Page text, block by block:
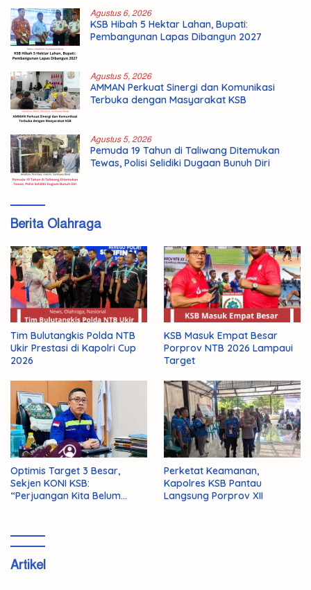
Agustus 6, 2026
KSB Hibah 5 Hektar Lahan, Bupati:
Pembangunan Lapas Dibangun 2027
Agustus 5, 2026
AMMAN Perkuat Sinergi dan Komunikasi
Terbuka dengan Masyarakat KSB
Agustus 5, 2026
Pemuda 19 Tahun di Taliwang Ditemukan
Tewas, Polisi Selidiki Dugaan Bunuh Diri
Berita Olahraga
Tim Bulutangkis Polda NTB
Ukir Prestasi di Kapolri Cup
2026
KSB Masuk Empat Besar
Porprov NTB 2026 Lampaui
Target
Optimis Target 3 Besar,
Sekjen KONI KSB:
“Perjuangan Kita Belum
Perketat Keamanan,
Kapolres KSB Pantau
Langsung Porprov XII
Artikel